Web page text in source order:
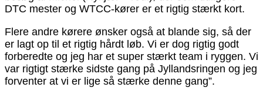
DTC mester og WTCC-kører er et rigtig stærkt kort.
Flere andre kørere ønsker også at blande sig, så der
er lagt op til et rigtig hårdt løb. Vi er dog rigtig godt
forberedte og jeg har et super stærkt team i ryggen. Vi
var rigtigt stærke sidste gang på Jyllandsringen og jeg
forventer at vi er lige så stærke denne gang”.